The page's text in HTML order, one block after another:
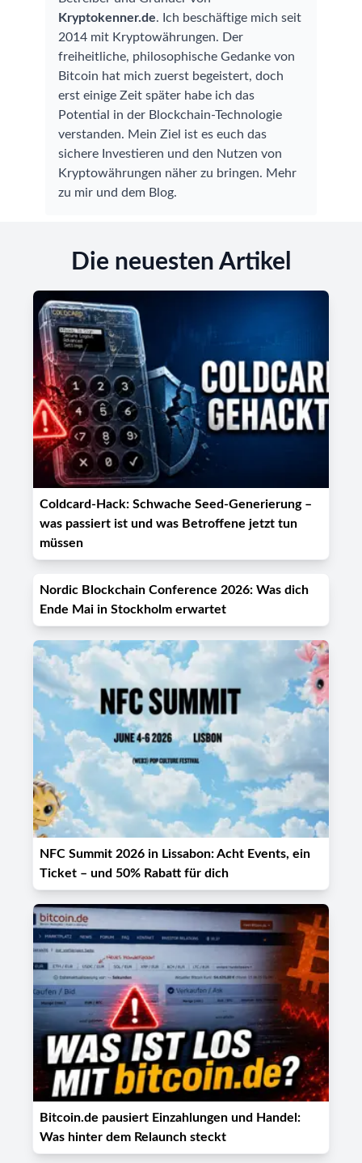
Kryptokenner.de. Ich beschäftige mich seit
2014 mit Kryptowährungen. Der
freiheitliche, philosophische Gedanke von
Bitcoin hat mich zuerst begeistert, doch
erst einige Zeit später habe ich das
Potential in der Blockchain-Technologie
verstanden. Mein Ziel ist es euch das
sichere Investieren und den Nutzen von
Kryptowährungen näher zu bringen. Mehr
zu mir und dem Blog.
Die neuesten Artikel
Coldcard-Hack: Schwache Seed-Generierung –
was passiert ist und was Betroffene jetzt tun
müssen
Nordic Blockchain Conference 2026: Was dich
Ende Mai in Stockholm erwartet
NFC Summit 2026 in Lissabon: Acht Events, ein
Ticket – und 50% Rabatt für dich
Bitcoin.de pausiert Einzahlungen und Handel:
Was hinter dem Relaunch steckt